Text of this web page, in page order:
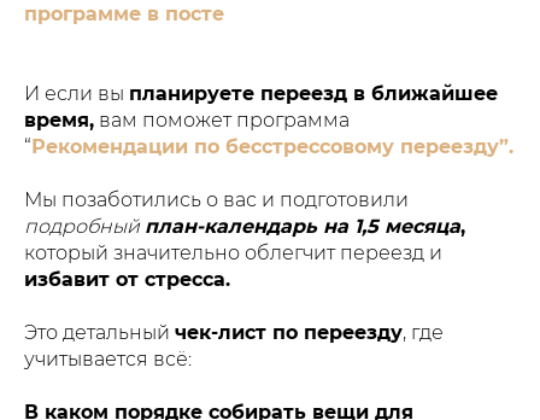
программе в посте
И если вы планируете переезд в ближайшее
время, вам поможет программа
“Рекомендации по бесстрессовому переезду”.
Мы позаботились о вас и подготовили
подробный план-календарь на 1,5 месяца,
который значительно облегчит переезд и
избавит от стресса.
Это детальный чек-лист по переезду, где
учитывается всё:
В каком порядке собирать вещи для